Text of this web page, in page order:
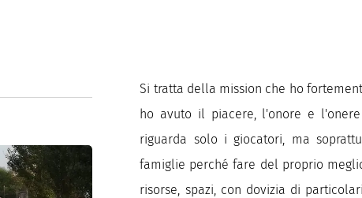
Si tratta della mission che ho
ho avuto il piacere, l'onore e
riguarda solo i giocatori, ma
famiglie perché fare del proprio
risorse, spazi, con dovizia di